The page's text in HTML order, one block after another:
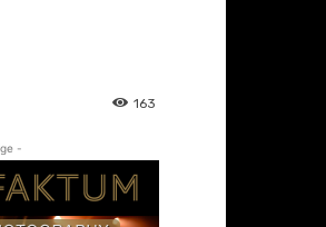
163
-